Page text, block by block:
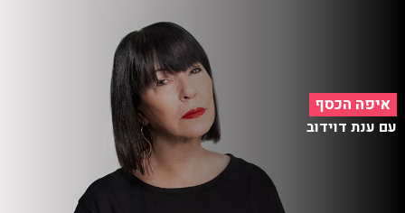
איפה הכסף
עם ענת דוידוב